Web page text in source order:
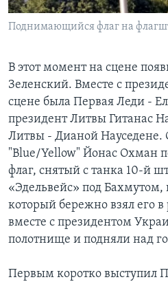
Поднимающийся флаг на
В этот момент на сцене
Зеленский. Вместе с
сцене была Первая Леди -
президент Литвы Гитанас
Литвы - Дианой Науседене.
"Blue/Yellow" Йонас Охман
флаг, снятый с танка 10-й
«Эдельвейс» под
который бережно взял его в
вместе с президентом
полотнище и подняли над
Первым коротко выступил